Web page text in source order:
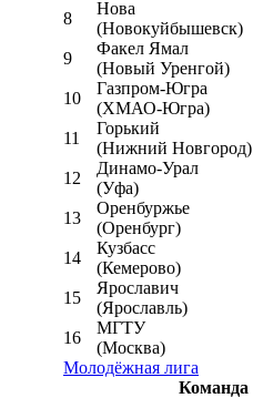
8
Нова
(Новокуйбышевск)
9
Факел Ямал
(Новый Уренгой)
10
Газпром-Югра
(ХМАО-Югра)
11
Горький
(Нижний Новгород)
12
Динамо-Урал
(Уфа)
13
Оренбуржье
(Оренбург)
14
Кузбасс
(Кемерово)
15
Ярославич
(Ярославль)
16
МГТУ
(Москва)
Молодёжная лига
Команда